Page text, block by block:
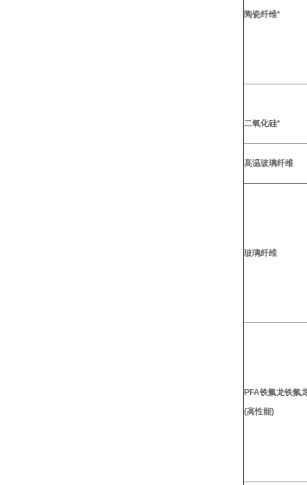
陶瓷纤维*
二氧化硅*
高温玻璃纤维
玻璃纤维
PFA铁氟龙铁氟
(高性能)